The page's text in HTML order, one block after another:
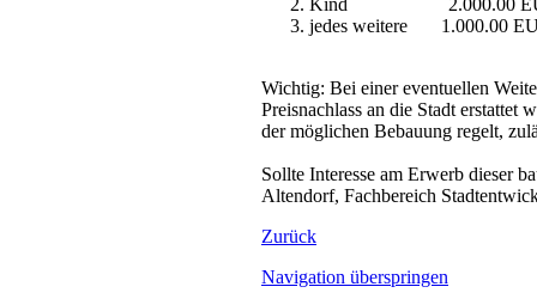
jedes weitere 1.000.00
Wichtig: Bei einer eventuellen
Preisnachlass an die Stadt erstattet
der möglichen Bebauung regelt,
Sollte Interesse am Erwerb dieser
Altendorf, Fachbereich
Zurück
Navigation überspringen